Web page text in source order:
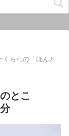
くられの「ほんと
とこ